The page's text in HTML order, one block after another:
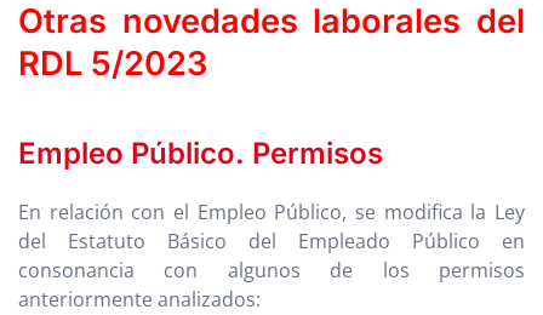
Otras novedades laborales del
RDL 5/2023
Empleo Público. Permisos
En relación con el Empleo Público, se modifica la Ley
del Estatuto Básico del Empleado Público en
consonancia con algunos de los permisos
anteriormente analizados: